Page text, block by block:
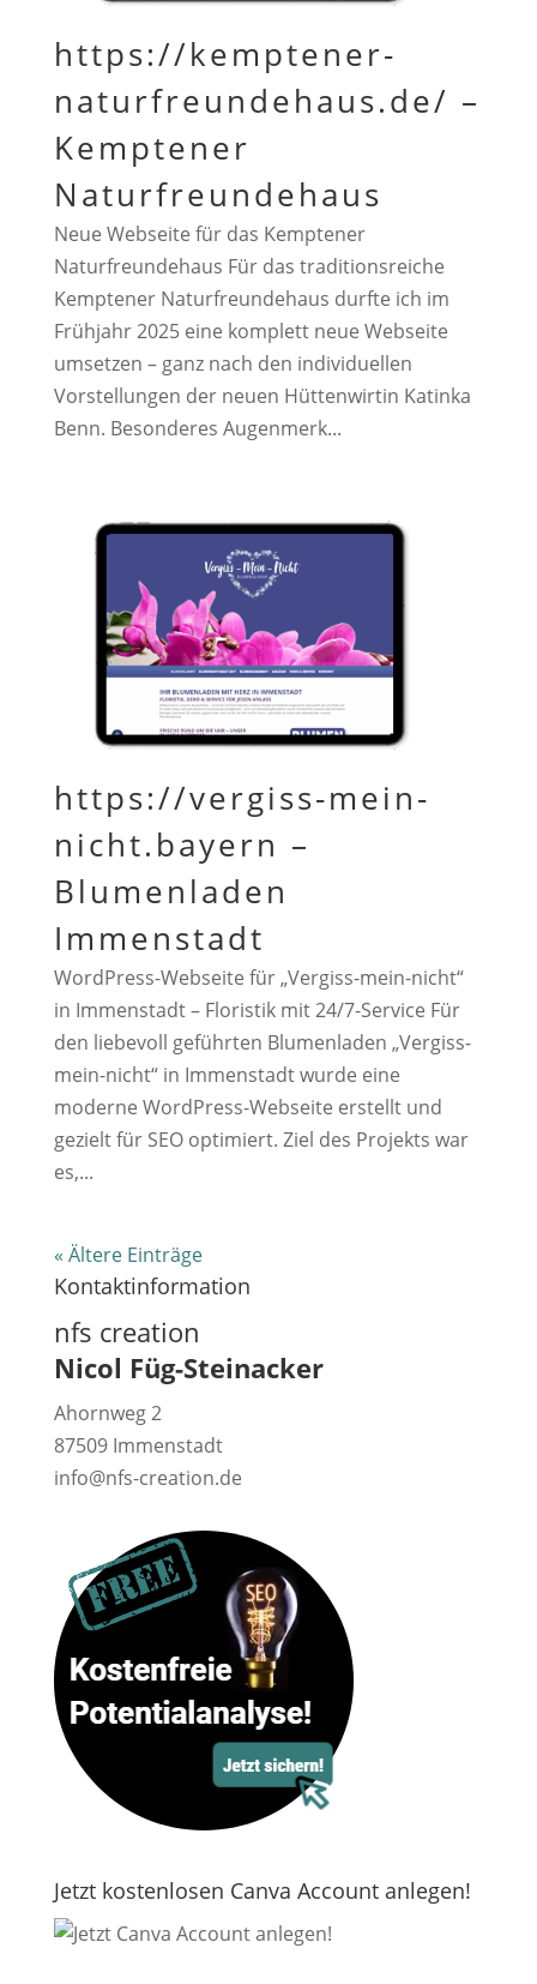
https://kemptener-
naturfreundehaus.de/ –
Kemptener
Naturfreundehaus
Neue Webseite für das Kemptener
Naturfreundehaus Für das traditionsreiche
Kemptener Naturfreundehaus durfte ich im
Frühjahr 2025 eine komplett neue Webseite
umsetzen – ganz nach den individuellen
Vorstellungen der neuen Hüttenwirtin Katinka
Benn. Besonderes Augenmerk...
https://vergiss-mein-
nicht.bayern –
Blumenladen
Immenstadt
WordPress-Webseite für „Vergiss-mein-nicht“
in Immenstadt – Floristik mit 24/7-Service Für
den liebevoll geführten Blumenladen „Vergiss-
mein-nicht“ in Immenstadt wurde eine
moderne WordPress-Webseite erstellt und
gezielt für SEO optimiert. Ziel des Projekts war
es,...
« Ältere Einträge
Kontaktinformation
nfs creation
Nicol Füg-Steinacker
Ahornweg 2
87509 Immenstadt
info@nfs-creation.de
Jetzt kostenlosen Canva Account anlegen!